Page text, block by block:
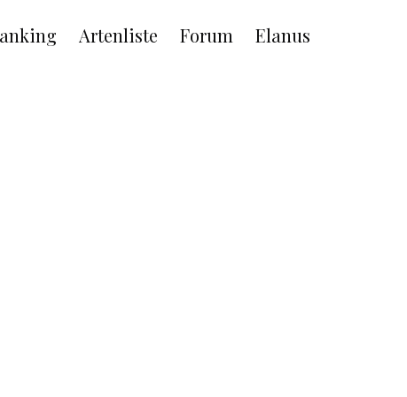
Artenliste Forum Elanus